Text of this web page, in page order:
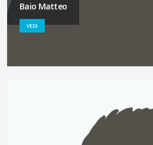
Baio Matteo
VEDI